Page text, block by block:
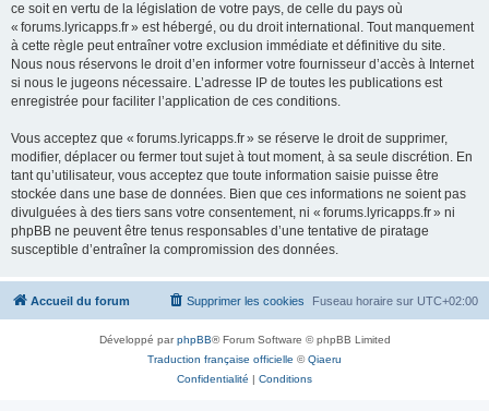
ce soit en vertu de la législation de votre pays, de celle du pays où
« forums.lyricapps.fr » est hébergé, ou du droit international. Tout manquement
à cette règle peut entraîner votre exclusion immédiate et définitive du site.
Nous nous réservons le droit d’en informer votre fournisseur d’accès à Internet
si nous le jugeons nécessaire. L’adresse IP de toutes les publications est
enregistrée pour faciliter l’application de ces conditions.
Vous acceptez que « forums.lyricapps.fr » se réserve le droit de supprimer,
modifier, déplacer ou fermer tout sujet à tout moment, à sa seule discrétion. En
tant qu’utilisateur, vous acceptez que toute information saisie puisse être
stockée dans une base de données. Bien que ces informations ne soient pas
divulguées à des tiers sans votre consentement, ni « forums.lyricapps.fr » ni
phpBB ne peuvent être tenus responsables d’une tentative de piratage
susceptible d’entraîner la compromission des données.
Accueil du forum Fuseau horaire sur UTC+02:00
Supprimer les cookies
Développé parphpBB® Forum Software © phpBB Limited
Traduction française officielle ©Qiaeru
Confidentialité | Conditions